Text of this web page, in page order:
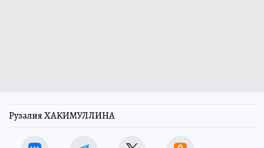
Рузалия ХАКИМУЛЛИНА